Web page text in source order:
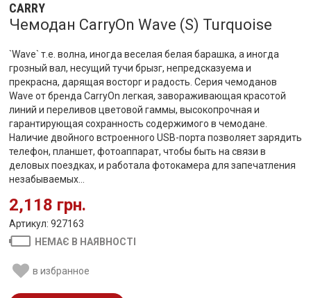
CARRY
Чемодан CarryOn Wave (S) Turquoise
`Wave` т.е. волна, иногда веселая белая барашка, а иногда
грозный вал, несущий тучи брызг, непредсказуема и
прекрасна, дарящая восторг и радость. Серия чемоданов
Wave от бренда CarryOn легкая, завораживающая красотой
линий и переливов цветовой гаммы, высокопрочная и
гарантирующая сохранность содержимого в чемодане.
Наличие двойного встроенного USB-порта позволяет зарядить
телефон, планшет, фотоаппарат, чтобы быть на связи в
деловых поездках, и работала фотокамера для запечатления
незабываемых...
2,118 грн.
Артикул: 927163
НЕМАЄ В НАЯВНОСТІ
в избранное